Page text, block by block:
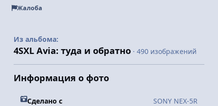
Жалоба
Из альбома:
4SXL Avia: туда и обратно · 490 изображений
Информация о фото
Сделано с SONY NEX-5R